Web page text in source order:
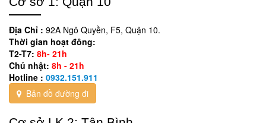
Cơ sở 1: Quận 10
Địa Chỉ :92A Ngô Quyền, F5, Quận 10.
Thời gian hoạt đông:
T2-T7: 8h- 21h
Chủ nhật: 8h - 21h
Hotline :
0932.151.911
Bản đồ đường đi